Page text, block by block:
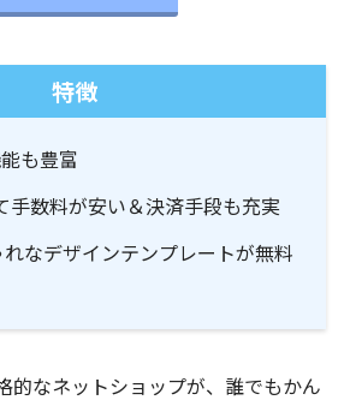
特徴
も豊富
手数料が安い＆決済手段も充実
なデザインテンプレートが無料
的なネットショップが、誰でもかん